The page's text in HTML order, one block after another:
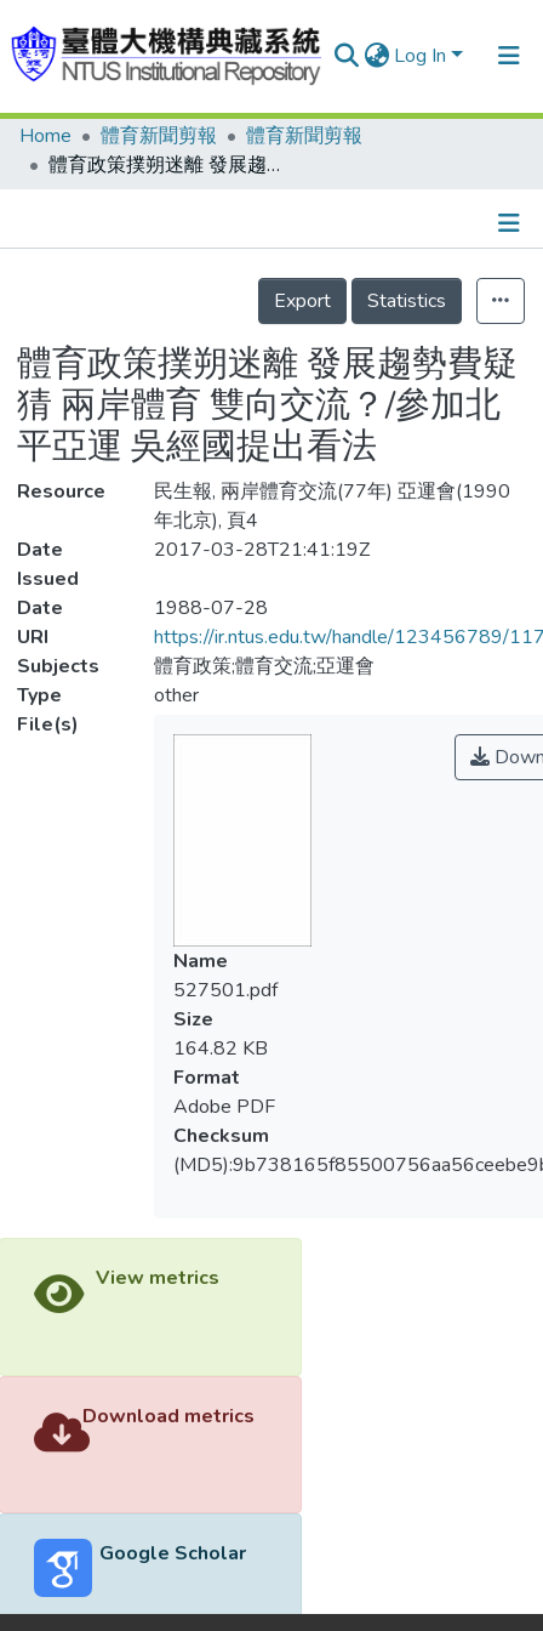
Log In
Communities & Collections
Statistics
Home 體育新聞剪報
體育新聞剪報
體育政策撲朔迷離 發展趨勢費疑猜 兩岸體育 雙向交流？/參加北平亞運 吳經國提出看法
Details
Export
Statistics
體育政策撲朔迷離 發展趨勢費疑
猜 兩岸體育 雙向交流？/參加北
平亞運 吳經國提出看法
Resource
民生報, 兩岸體育交流(77年) 亞運會(1990
年北京), 頁4
Date
Issued
2017-03-28T21:41:19Z
Date
1988-07-28
URI
https://ir.ntus.edu.tw/handle/123456789/
Subjects
體育政策;體育交流;亞運會
Type
other
File(s)
Name
527501.pdf
Size
164.82 KB
Format
Adobe PDF
Checksum
View metrics
Download metrics
Google Scholar